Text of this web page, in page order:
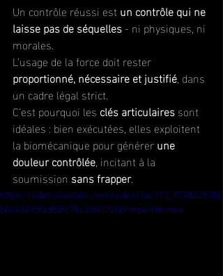
Un contrôle réussi est un contrôle qui ne
laisse pas de séquelles - ni physiques, ni
morales.
L’usage de la force doit rester
proportionné, nécessaire et justifié, dans
un cadre légal strict.
C’est pourquoi les clés articulaires sont
idéales : bien exécutées, elles exploitent
la biomécanique pour générer une
douleur contrôlée, incitant à la
soumission sans frapper.
https://video.wixstatic.com/video/2ac172_9728228286
b0440495fad85fc7843fb9/720p/mp4/file.mp4